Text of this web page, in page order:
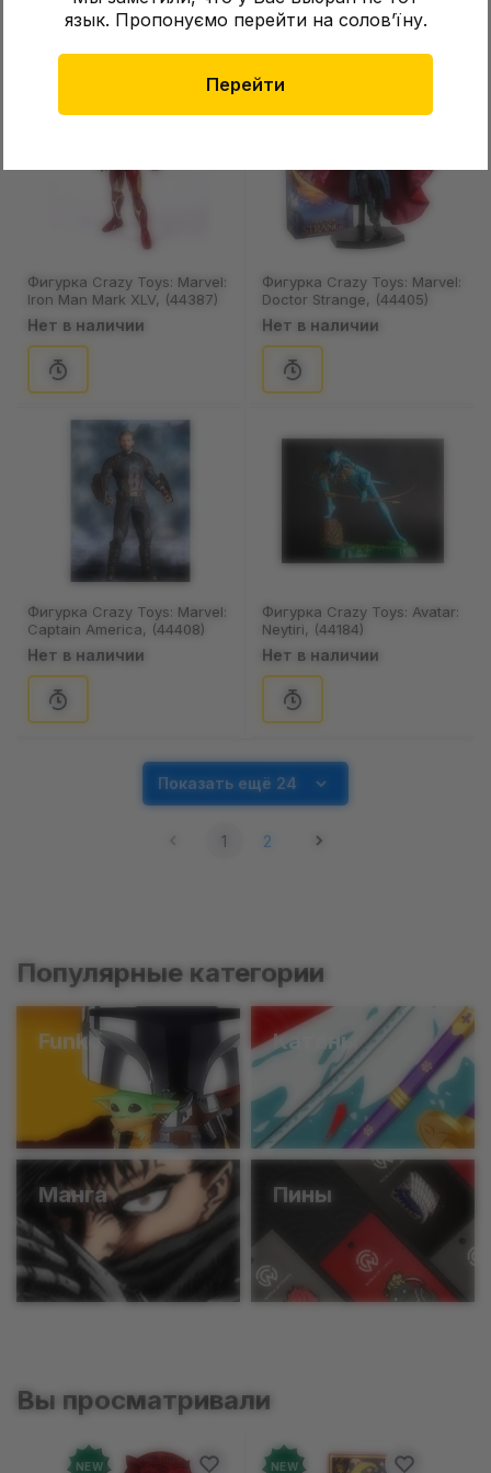
язык. Пропонуємо перейти на соловʼїну.
Перейти
Фигурка Crazy Toys: Marvel:
Iron Man Mark XLV, (44387)
Нет в наличии
Фигурка Crazy Toys: Marvel:
Doctor Strange, (44405)
Нет в наличии
Фигурка Crazy Toys: Marvel:
Captain America, (44408)
Нет в наличии
Фигурка Crazy Toys: Avatar:
Neytiri, (44184)
Нет в наличии
Показать ещё 24
1 2
Популярные категории
Funko Катаны
Манга Пины
Вы просматривали
NEW NEW